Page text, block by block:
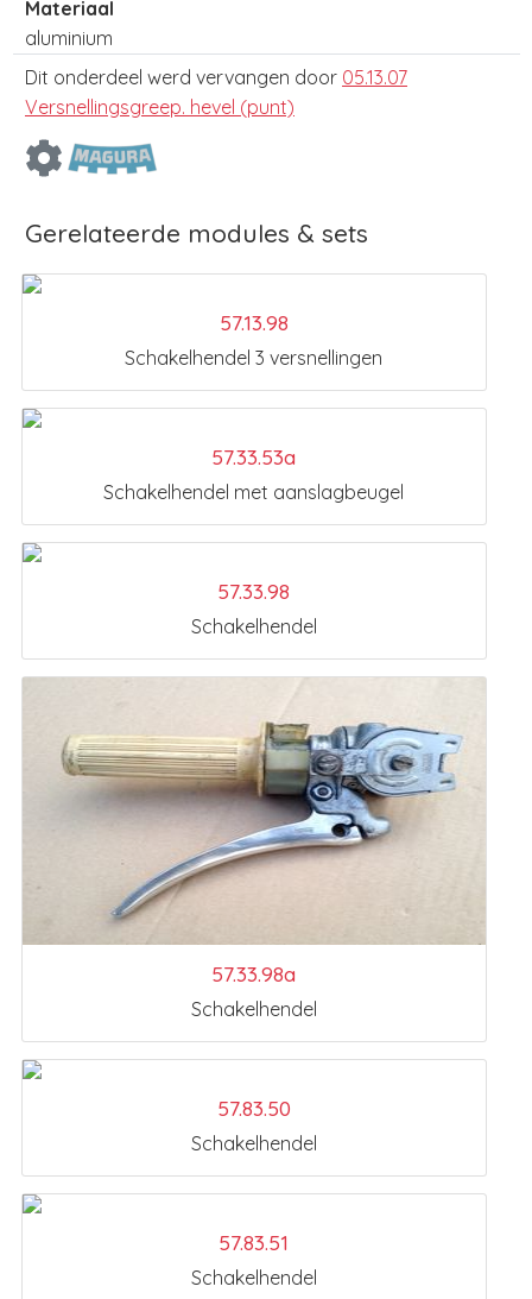
Materiaal
aluminium
Dit onderdeel werd vervangen door 05.13.07
Versnellingsgreep. hevel (punt)
Gerelateerde modules & sets
57.13.98
Schakelhendel 3 versnellingen
57.33.53a
Schakelhendel met aanslagbeugel
57.33.98
Schakelhendel
57.33.98a
Schakelhendel
57.83.50
Schakelhendel
57.83.51
Schakelhendel